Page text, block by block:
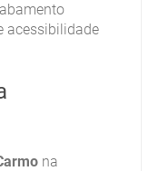
acessibilidade
na